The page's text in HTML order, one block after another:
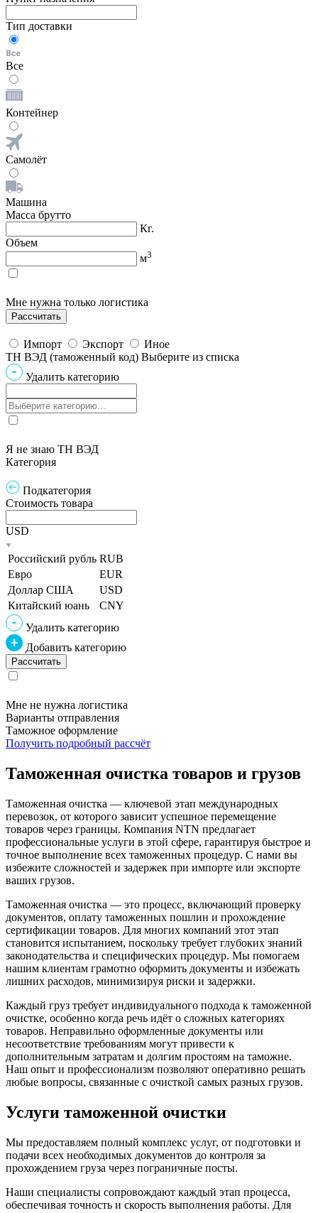
Тип доставки
Все
Контейнер
Самолёт
Машина
Масса брутто
Кг.
Объем
м3
Мне нужна только логистика
Импорт Экспорт
Иное
ТН ВЭД (таможенный код) Выберите из списка
Удалить категорию
Я не знаю ТН ВЭД
Категория
Подкатегория
Стоимость товара
USD
Российский рубль RUB
Евро
EUR
Доллар США
USD
Китайский юань
CNY
Удалить категорию
Добавить категорию
Мне не нужна логистика
Варианты отправления
Таможное оформление
Получить подробный рассчёт
Таможенная очистка товаров и грузов
Таможенная очистка — ключевой этап международных
перевозок, от которого зависит успешное перемещение
товаров через границы. Компания NTN предлагает
профессиональные услуги в этой сфере, гарантируя быстрое и
точное выполнение всех таможенных процедур. С нами вы
избежите сложностей и задержек при импорте или экспорте
ваших грузов.
Таможенная очистка — это процесс, включающий проверку
документов, оплату таможенных пошлин и прохождение
сертификации товаров. Для многих компаний этот этап
становится испытанием, поскольку требует глубоких знаний
законодательства и специфических процедур. Мы помогаем
нашим клиентам грамотно оформить документы и избежать
лишних расходов, минимизируя риски и задержки.
Каждый груз требует индивидуального подхода к таможенной
очистке, особенно когда речь идёт о сложных категориях
товаров. Неправильно оформленные документы или
несоответствие требованиям могут привести к
дополнительным затратам и долгим простоям на таможне.
Наш опыт и профессионализм позволяют оперативно решать
любые вопросы, связанные с очисткой самых разных грузов.
Услуги таможенной очистки
Мы предоставляем полный комплекс услуг, от подготовки и
подачи всех необходимых документов до контроля за
прохождением груза через пограничные посты.
Наши специалисты сопровождают каждый этап процесса,
обеспечивая точность и скорость выполнения работы. Для